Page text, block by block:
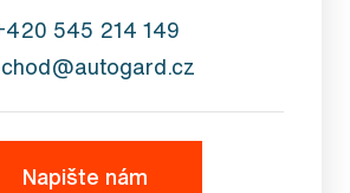
545 214 149
Napište nám